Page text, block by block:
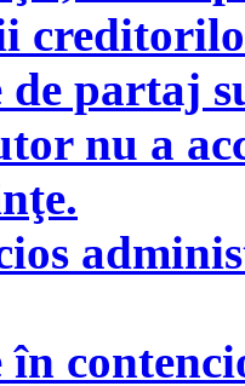
partaj
nu a
în